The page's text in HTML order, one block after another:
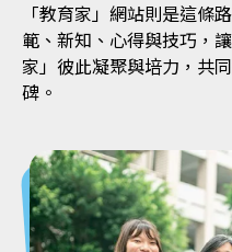
「教育家」網站則是這條
範、新知、心得與技巧，
家」彼此凝聚與培力，共
碑。